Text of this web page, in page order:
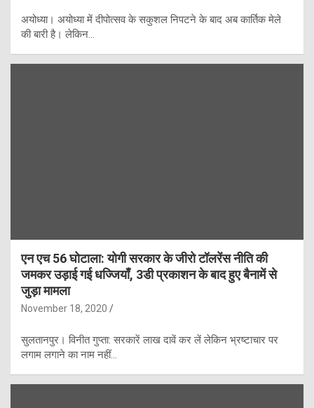
अयोध्या। अयोध्या में दीपोत्सव के सकुशल निपटने के बाद अब कार्तिक मेले
की बारी है। लेकिन…
एन एच 56 घोटाला: योगी सरकार के जीरो टॉलरेंस नीति की
जमकर उड़ाई गई धज्जियाँ, 3डी प्रकाशन के बाद हुए बैनामें से
जुड़ा मामला
November 18, 2020
सुलतानपुर। विनीत गुप्ता: सरकारें लाख दावें कर लें लेकिन भ्रष्टाचार पर
लगाम लगाने का नाम नहीं…